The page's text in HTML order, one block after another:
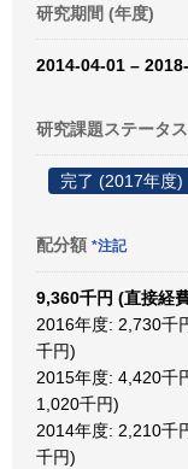
研究期間 (年度)
2014-04-01 –
研究課題ステータス
完了 (2017年度)
配分額 *注記
9,360千円 (直接経
2016年度: 2,730千
千円)
2015年度: 4,420千
1,020千円)
2014年度: 2,210千
千円)